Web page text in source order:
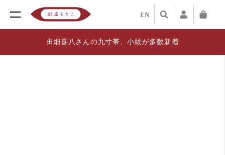
EN
田畑喜八さんの九寸帯、小紋が多数新着